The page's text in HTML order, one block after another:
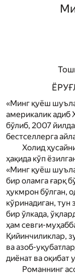
«Минг қуёш
америкалик адиб
бўлиб, 2007
бестселлерга
Холид
ҳақида кўп
«Минг қуёш
бир оламга ғарқ
ҳукмрон бўлган,
кўринадиган, тун
бир ўлкада,
ҳам севги-
Қийинчиликлар,
ва азоб-
диёнат ва оқибат
Романнинг